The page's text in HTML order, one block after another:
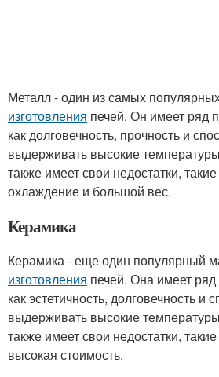
Металл - один из самых
изготовления печей. Он имеет ряд
как долговечность, прочность и
выдерживать высокие
также имеет свои недостатки,
охлаждение и большой вес.
Керамика
Керамика - еще один популярный
изготовления печей. Она имеет
как эстетичность, долговечность и
выдерживать высокие
также имеет свои недостатки, такие
высокая стоимость.